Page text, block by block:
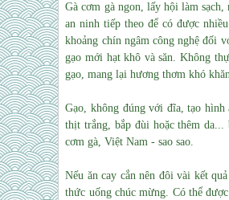
Gà cơm gà ngon, lấy hội làm
an ninh tiếp theo để có được
khoảng chín ngâm công nghệ đối
gạo mới hạt khô và săn. Không
gạo, mang lại hương thơm khó
Gạo, không đúng với đĩa, tạo hình
thịt trắng, bắp đùi hoặc thêm
cơm gà, Việt Nam - sao sao.
Nếu ăn cay cắn nên đôi vài kết
thức uống chúc mừng. Có thể